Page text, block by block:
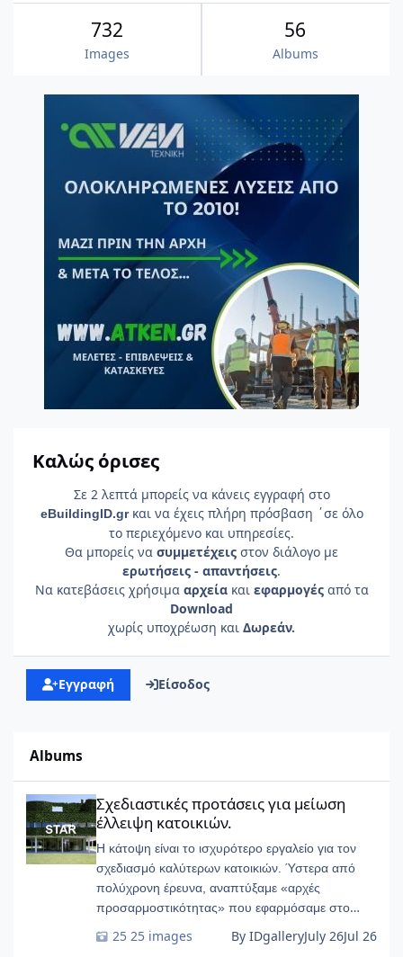
Images
732
Albums
56
Καλώς όρισες
Σε 2 λεπτά μπορείς να κάνεις εγγραφή στο
eBuildingID.gr και να έχεις πλήρη πρόσβαση ΄σε όλο
το περιεχόμενο και υπηρεσίες.
Θα μπορείς να συμμετέχεις στον διάλογο με
ερωτήσεις - απαντήσεις.
Να κατεβάσεις χρήσιμα αρχείακαι εφαρμογέςαπό τα
Download
χωρίς υποχρέωση και Δωρεάν.
Εγγραφή Είσοδος
Albums
Σχεδιαστικές προτάσεις για μείωση έλλειψη κατοικιών.
Σχεδιαστικές προτάσεις για μείωση
έλλειψη κατοικιών.
Η κάτοψη είναι το ισχυρότερο εργαλείο για τον
σχεδιασμό καλύτερων κατοικιών. Ύστερα από
πολύχρονη έρευνα, αναπτύξαμε «αρχές
προσαρμοστικότητας» που εφαρμόσαμε στο
25 images By IDgalleryJuly 26Jul 26